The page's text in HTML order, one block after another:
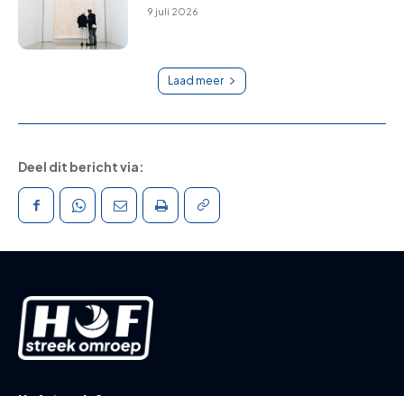
9 juli 2026
Laad meer
Deel dit bericht via: